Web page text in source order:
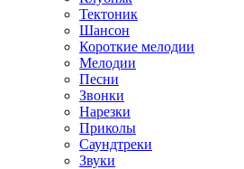
Тектоник
Шансон
Короткие мелодии
Мелодии
Песни
Звонки
Нарезки
Приколы
Саундтреки
Звуки